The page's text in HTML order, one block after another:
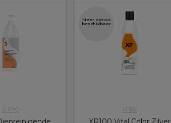
S-PRO
Meer opties
beschikbaar
XP100